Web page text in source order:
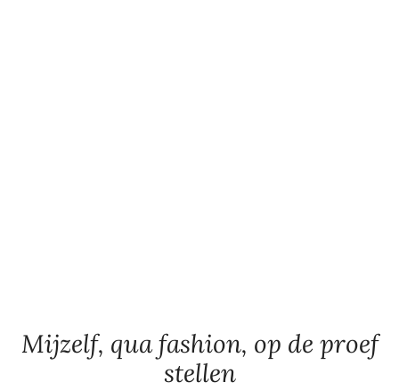
Mijzelf, qua fashion, op de proef
stellen